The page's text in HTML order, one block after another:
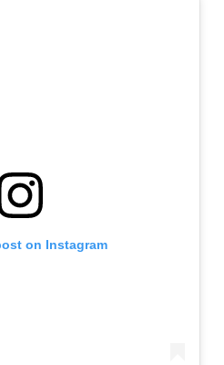
on Instagram